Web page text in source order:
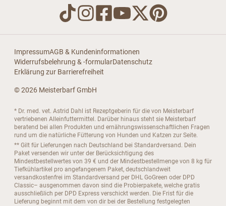
ImpressumAGB & Kundeninformationen
Widerrufsbelehrung & -formularDatenschutz
Erklärung zur Barrierefreiheit
© 2026 Meisterbarf GmbH
* Dr. med. vet. Astrid Dahl ist Rezeptgeberin für die von Meisterbarf
vertriebenen Alleinfuttermittel. Darüber hinaus steht sie Meisterbarf
beratend bei allen Produkten und ernährungswissenschaftlichen Fragen
rund um die natürliche Fütterung von Hunden und Katzen zur Seite.
** Gilt für Lieferungen nach Deutschland bei Standardversand. Dein
Paket versenden wir unter der Berücksichtigung des
Mindestbestellwertes von 39 € und der Mindestbestellmenge von 8 kg für
Tiefkühlartikel pro angefangenem Paket, deutschlandweit
versandkostenfrei im Standardversand per DHL GoGreen oder DPD
Classic– ausgenommen davon sind die Probierpakete, welche gratis
ausschließlich per DPD Express verschickt werden. Die Frist für die
Lieferung beginnt mit dem von dir bei der Bestellung festgelegten